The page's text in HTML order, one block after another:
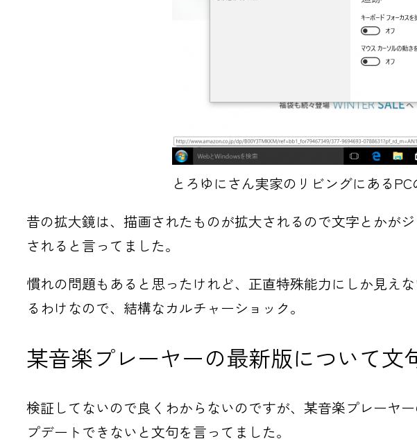
とろゆにさん実家のリビングにあるPC
昔の拡大鏡は、描画されたものが拡大されるので文字とかが
されると言ってました。
慣れの問題もあると思ったけれど、正直特殊能力にしか見え
るわけなので、結構なカルチャーショック。
某音楽プレーヤーの最新版について文
検証してないので良くわからないのですが、某音楽プレーヤ
プデートできないと文句を言ってました。